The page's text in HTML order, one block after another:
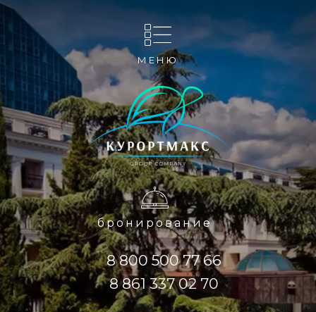
МЕНЮ
бронирование
8 800 500 77 66
8 861 337 02 70